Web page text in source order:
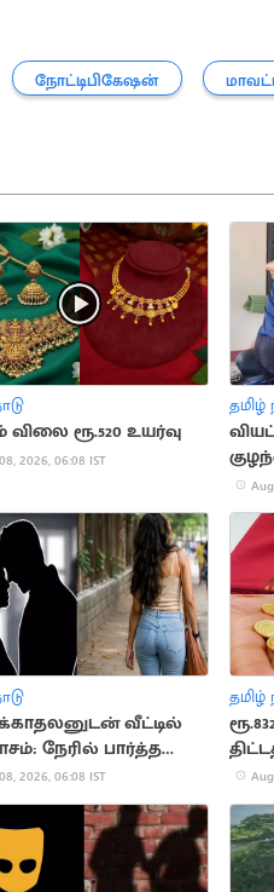
நோட்டிபிகேஷன்
ரூ.520 உயர்வு
2026, 06:08 IST
தமிழ்
வீட்டில்
நேரில் பார்த்த
2026, 06:08 IST
தமிழ்